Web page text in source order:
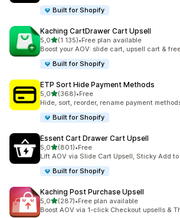
Built for Shopify
Kaching CartDrawer Cart Upsell
5,0z 5 hvězd
(1 135)
Celkový počet recenzí: 1135
•Free plan available
Boost your AOV: slide cart, upsell cart &
Built for Shopify
ETP Sort Hide Payment Methods
5,0z 5 hvězd
(368)
Celkový počet recenzí: 368
•Free
Hide, sort, reorder, rename payment
Built for Shopify
Essent Cart Drawer Cart Upsell
5,0z 5 hvězd
(801)
Celkový počet recenzí: 801
•Free
Lift AOV via Slide Cart Upsell, Sticky Add
Built for Shopify
Kaching Post Purchase Upsell
5,0z 5 hvězd
(287)
Celkový počet recenzí: 287
•Free plan available
Boost AOV via 1-click Checkout upsells &